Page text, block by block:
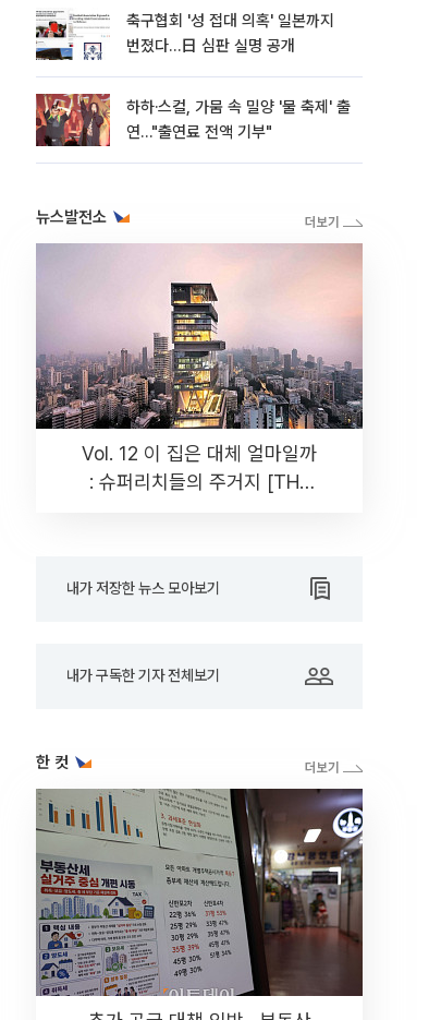
축구협회 '성 접대 의혹' 일본까지
번졌다…日 심판 실명 공개
하하·스컬, 가뭄 속 밀양 '물 축제' 출
연…"출연료 전액 기부"
뉴스발전소
Vol. 12 이 집은 대체 얼마일까
: 슈퍼리치들의 주거지 [THE
내가 저장한 뉴스 모아보기
내가 구독한 기자 전체보기
한 컷